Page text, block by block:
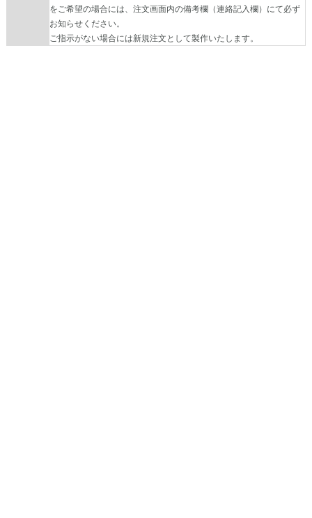
をご希望の場合には、注文画面内の備考欄（連絡記入欄）にて必ず
お知らせください。
ご指示がない場合には新規注文として製作いたします。